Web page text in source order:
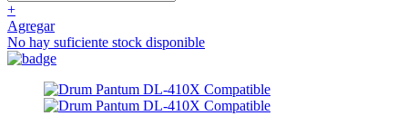
+
Agregar
No hay suficiente stock disponible